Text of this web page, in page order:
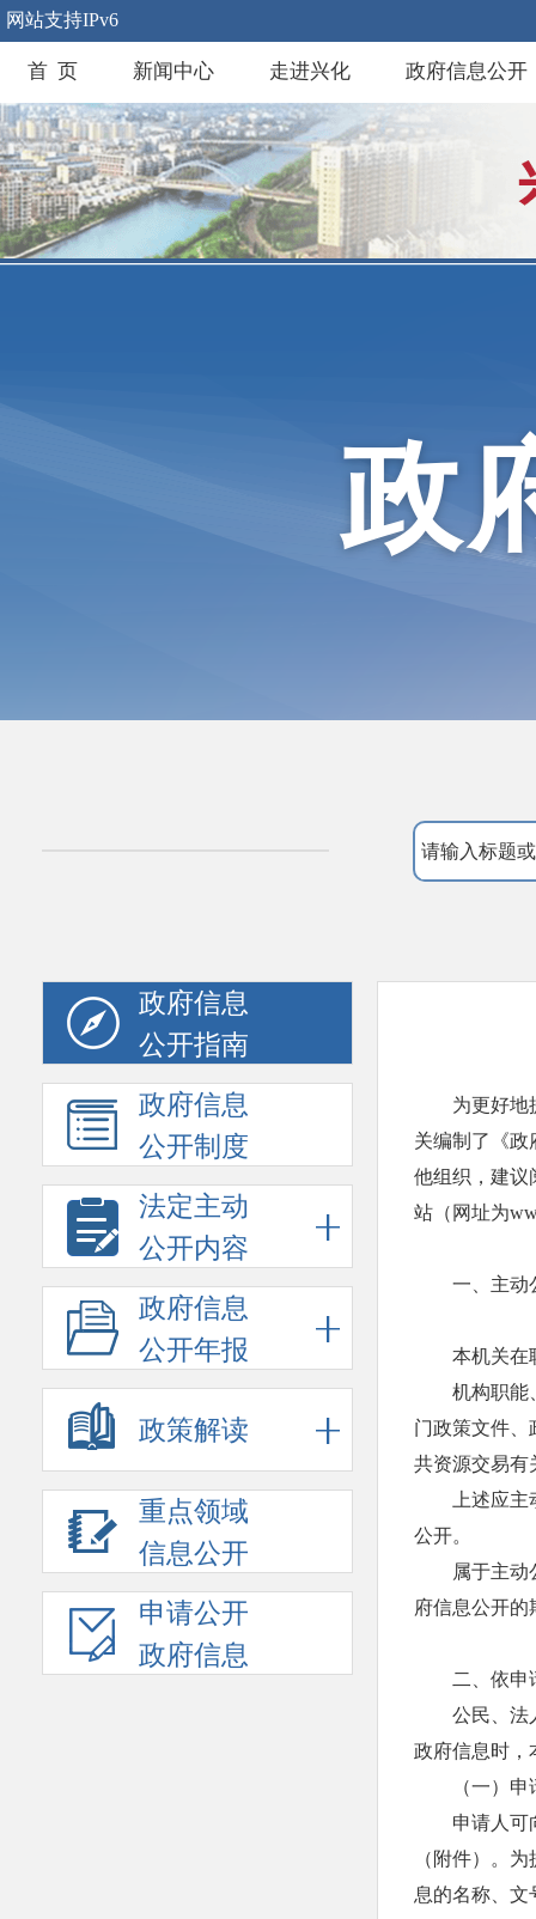
网站支持IPv6
首 页 新闻中心 走进兴化 政府信息公开
政
政府信息
公开指南
政府信息
公开制度
法定主动
公开内容
政府信息
公开年报
政策解读
重点领域
信息公开
申请公开
政府信息
为更好地
关编制了《政
他组织，建议
站（网址为
一、主动
本机关在
机构职能
门政策文件、
共资源交易有
上述应
公开。
属于主动
府信息公开
二、依申
公民、法
政府信息时，
（一）
申请人可
（附件）。
息的名称、文